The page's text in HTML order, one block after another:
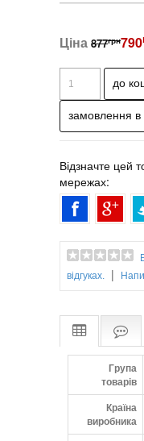
Ступінь
Блиск: дуже
Ціна 877грн790
Відзначте цей
мережах:
відгуках.
|
Група
товарів
Країна
виробника